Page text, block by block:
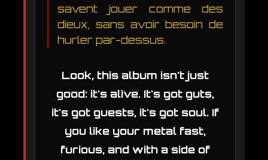
savent jouer comme des
dieux, sans avoir besoin de
hurler par-dessus.
Look, this album isn't just
good: it's alive. It's got guts,
it's got guests, it's got soul. If
you like your metal fast,
furious, and with a side of